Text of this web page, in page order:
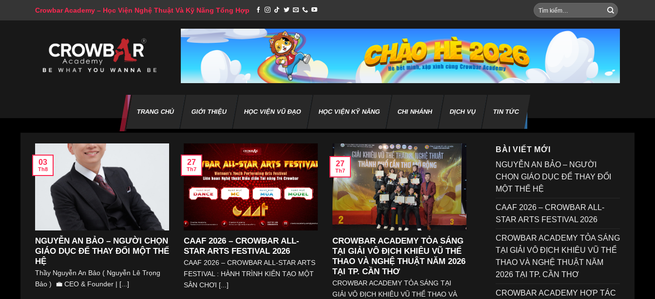
Crowbar Academy – Học Viện Nghệ Thuật Và Kỹ Năng Tổng Hợp
Tìm
kiếm:
TRANG CHỦ GIỚI THIỆU HỌC VIỆN VŨ ĐẠO HỌC VIỆN KỸ NĂNG CHI NHÁNH DỊCH VỤ TIN TỨC
NGUYỄN AN BẢO – NGƯỜI CHỌN
GIÁO DỤC ĐỂ THAY ĐỔI MỘT THẾ
HỆ
Thầy Nguyễn An Bảo ( Nguyễn Lê Trọng
Bảo ) 💼 CEO & Founder | [...]
03
Th8
CAAF 2026 – CROWBAR ALL-
STAR ARTS FESTIVAL 2026
CAAF 2026 – CROWBAR ALL-STAR ARTS
FESTIVAL : HÀNH TRÌNH KIẾN TẠO MỘT
SÂN CHƠI [...]
27
Th7
CROWBAR ACADEMY TỎA SÁNG
TẠI GIẢI VÔ ĐỊCH KHIÊU VŨ THỂ
THAO VÀ NGHỆ THUẬT NĂM 2026
TẠI TP. CẦN THƠ
CROWBAR ACADEMY TỎA SÁNG TẠI
GIẢI VÔ ĐỊCH KHIÊU VŨ THỂ THAO VÀ
27
Th7
BÀI VIẾT MỚI
NGUYỄN AN BẢO – NGƯỜI
CHỌN GIÁO DỤC ĐỂ THAY ĐỔI
MỘT THẾ HỆ
CAAF 2026 – CROWBAR ALL-
STAR ARTS FESTIVAL 2026
CROWBAR ACADEMY TỎA SÁNG
TẠI GIẢI VÔ ĐỊCH KHIÊU VŨ THỂ
THAO VÀ NGHỆ THUẬT NĂM
2026 TẠI TP. CẦN THƠ
CROWBAR ACADEMY HỢP TÁC